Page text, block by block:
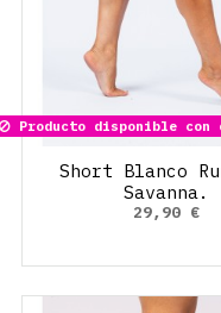
Producto disponible con
Short Blanco
Savanna.
29,90 €